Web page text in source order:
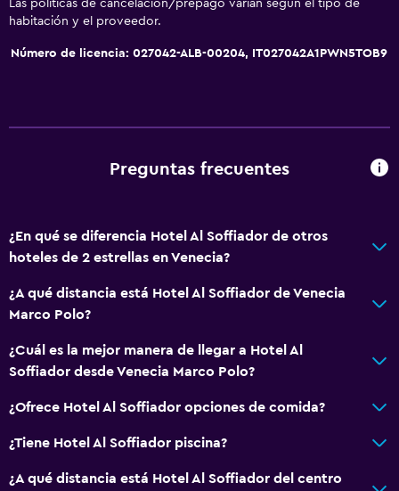
Comedor
Tetera
Alfombrado
Piso de mosaico/mármol
Espacio de almacenamiento
Check-out exprés
Accesibilidad y adecuación
Las políticas de cancelación/prepago varían según el tipo de
habitación y el proveedor.
Número de licencia: 027042-ALB-00204, IT027042A1PWN5TOB9
Preguntas frecuentes
¿En qué se diferencia Hotel Al Soffiador de otros
hoteles de 2 estrellas en Venecia?
¿A qué distancia está Hotel Al Soffiador de Venecia
Marco Polo?
¿Cuál es la mejor manera de llegar a Hotel Al
Soffiador desde Venecia Marco Polo?
¿Ofrece Hotel Al Soffiador opciones de comida?
¿Tiene Hotel Al Soffiador piscina?
¿A qué distancia está Hotel Al Soffiador del centro